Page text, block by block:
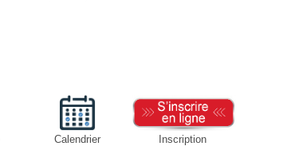
Calendrier Inscription